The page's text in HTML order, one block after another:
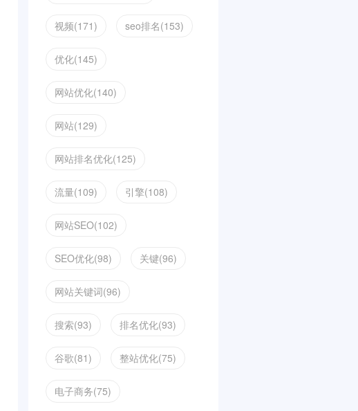
视频(171) seo排名(153)
优化(145)
网站优化(140)
网站(129)
网站排名优化(125)
流量(109) 引擎(108)
网站SEO(102)
SEO优化(98) 关键(96)
网站关键词(96)
搜索(93) 排名优化(93)
谷歌(81) 整站优化(75)
电子商务(75)